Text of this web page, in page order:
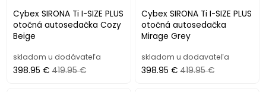
Cybex SIRONA Ti I-SIZE PLUS
otočná autosedačka Cozy
Beige
skladom u dodávateľa
398.95 € 419.95 €
Cybex SIRONA Ti I-SIZE PLUS
otočná autosedačka
Mirage Grey
skladom u dodavateľa
398.95 € 419.95 €